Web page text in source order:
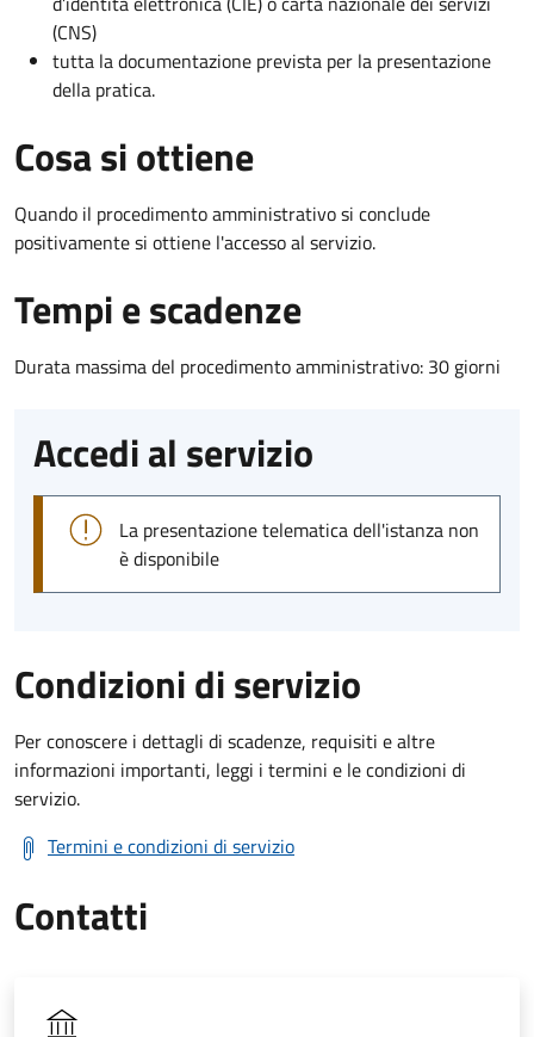
(CNS)
tutta la documentazione prevista per la presentazione
della pratica.
Cosa si ottiene
Quando il procedimento amministrativo si conclude
positivamente si ottiene l'accesso al servizio.
Tempi e scadenze
Durata massima del procedimento amministrativo: 30 giorni
Accedi al servizio
La presentazione telematica dell'istanza non
è disponibile
Condizioni di servizio
Per conoscere i dettagli di scadenze, requisiti e altre
informazioni importanti, leggi i termini e le condizioni di
servizio.
Termini e condizioni di servizio
Contatti